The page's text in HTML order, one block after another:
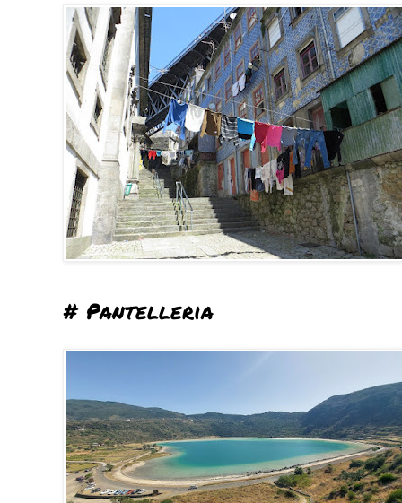
# Pantelleria